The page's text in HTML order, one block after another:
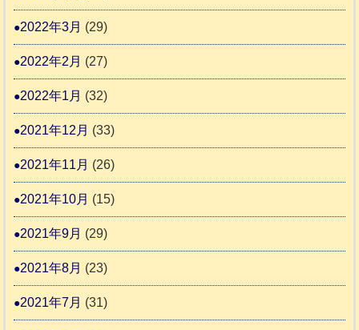
2022年3月 (29)
2022年2月 (27)
2022年1月 (32)
2021年12月 (33)
2021年11月 (26)
2021年10月 (15)
2021年9月 (29)
2021年8月 (23)
2021年7月 (31)